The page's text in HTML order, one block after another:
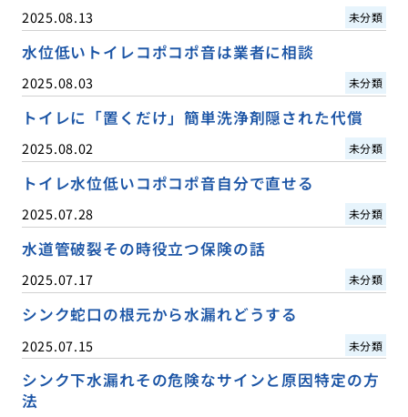
2025.08.13 未分類
水位低いトイレコポコポ音は業者に相談
2025.08.03 未分類
トイレに「置くだけ」簡単洗浄剤隠された代償
2025.08.02 未分類
トイレ水位低いコポコポ音自分で直せる
2025.07.28 未分類
水道管破裂その時役立つ保険の話
2025.07.17 未分類
シンク蛇口の根元から水漏れどうする
2025.07.15 未分類
シンク下水漏れその危険なサインと原因特定の方
法